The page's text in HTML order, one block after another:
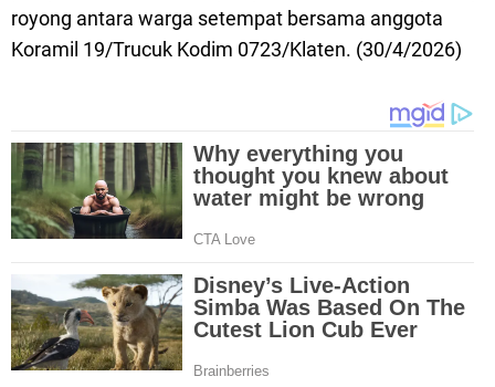
royong antara warga setempat bersama anggota
Koramil 19/Trucuk Kodim 0723/Klaten. (30/4/2026)